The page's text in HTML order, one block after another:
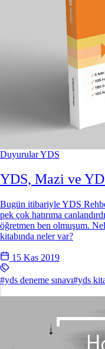
DuyurularYDS
YDS, Mazi ve
Bugün itibariyle YDS
pek çok hatırıma
öğretmen ben olmuşum.
kitabında neler var?
15 Kas 2019
#yds deneme sınavı#yds